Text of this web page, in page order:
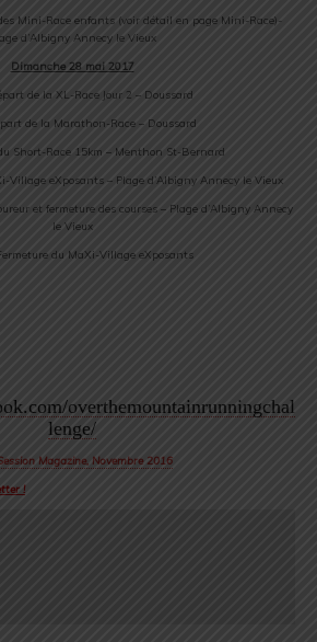
Mini-Race enfants (voir détail en page Mini-Race)-
d’Albigny Annecy le Vieux
Dimanche 28 mai 2017
de la XL-Race Jour 2 – Doussard
de la Marathon-Race– Doussard
Short-Race15km – Menthon St-Bernard
-Village eXposants – Plage d’Albigny Annecy le Vieux
et fermeture des courses – Plage d’Albigny Annecy
le Vieux
du MaXi-Village eXposants
overthemountainrunningchal
lenge/
Magazine, Novembre 2016
!